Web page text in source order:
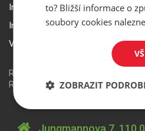
Informace k letecké přepravě
Informace k ubytování a pobytu
Volitelné doplňkové služby
Redakční systém
RealizaceMagicWare
Jungmannova 7, 110
to? Bližší informace o
soubory cookies
ZOBRAZIT